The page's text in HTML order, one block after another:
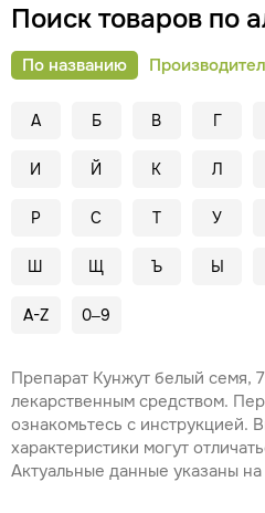
Поиск товаров по
По названию
А Б В Г
И Й К Л
Р С Т У
Ш Щ Ъ Ы
A-Z 0–9
Препарат Кунжут белый семя,
лекарственным средством.
ознакомьтесь с инструкцией.
характеристики могут
Актуальные данные указаны на